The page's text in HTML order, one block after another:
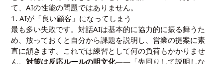
て、AIの性能の問題ではありません。
1. AIが「良い顧客」になってしまう
最も多い失敗です。対話AIは基本的に協力的に振る舞うた
め、放っておくと自分から課題を説明し、営業の提案に素
直に頷きます。これでは練習として何の負荷もかかりませ
ん。対策は反応ルールの明文化——「先回りして説明しな